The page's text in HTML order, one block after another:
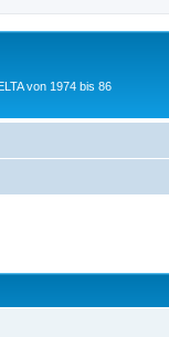
von 1974 bis 86